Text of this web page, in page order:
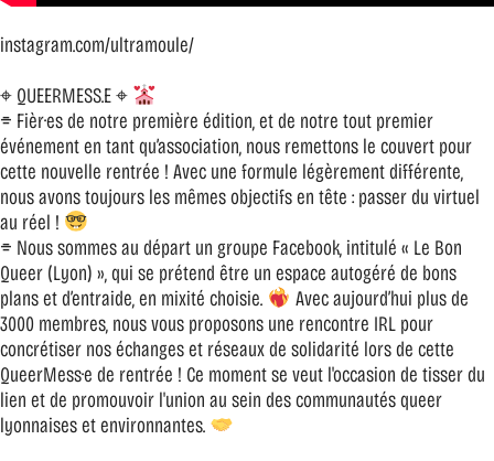
instagram.com/ultramoule/
⌖ QUEERMESS.E ⌖
⌯ Fièr·es de notre première édition, et de notre tout premier
événement en tant qu’association, nous remettons le couvert pour
cette nouvelle rentrée ! Avec une formule légèrement différente,
nous avons toujours les mêmes objectifs en tête : passer du virtuel
au réel !
⌯ Nous sommes au départ un groupe Facebook, intitulé « Le Bon
Queer (Lyon) », qui se prétend être un espace autogéré de bons
plans et d’entraide, en mixité choisie.
Avec aujourd’hui plus de
3000 membres, nous vous proposons une rencontre IRL pour
concrétiser nos échanges et réseaux de solidarité lors de cette
QueerMess·e de rentrée ! Ce moment se veut l'occasion de tisser du
lien et de promouvoir l'union au sein des communautés queer
lyonnaises et environnantes.